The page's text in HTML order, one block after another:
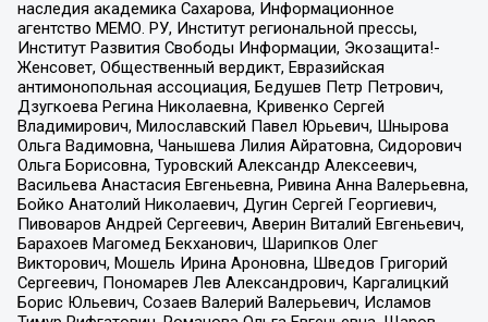
наследия академика Сахарова, Информационное
агентство МЕМО. РУ, Институт региональной прессы,
Институт Развития Свободы Информации, Экозащита!-
Женсовет, Общественный вердикт, Евразийская
антимонопольная ассоциация, Бедушев Петр Петрович,
Дзугкоева Регина Николаевна, Кривенко Сергей
Владимирович, Милославский Павел Юрьевич, Шнырова
Ольга Вадимовна, Чанышева Лилия Айратовна, Сидорович
Ольга Борисовна, Туровский Александр Алексеевич,
Васильева Анастасия Евгеньевна, Ривина Анна Валерьевна,
Бойко Анатолий Николаевич, Дугин Сергей Георгиевич,
Пивоваров Андрей Сергеевич, Аверин Виталий Евгеньевич,
Барахоев Магомед Бекханович, Шарипков Олег
Викторович, Мошель Ирина Ароновна, Шведов Григорий
Сергеевич, Пономарев Лев Александрович, Каргалицкий
Борис Юльевич, Созаев Валерий Валерьевич, Исламов